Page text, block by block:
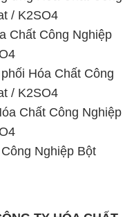
/ K2SO4
Chất Công Nghiệp
Nghiệp Bột
TY HÓA CHẤT